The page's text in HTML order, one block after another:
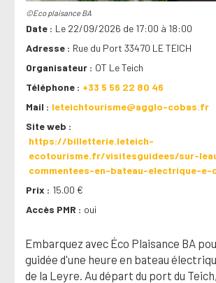
©Eco plaisance BA
Date
Le 22/09/2026 de 17:00 à 18:00
Adresse
Rue du Port 33470 LE TEICH
Organisateur
OT Le Teich
Téléphone
+33 5 56 22 80 46
Mail
leteichtourisme@agglo-cobas.fr
Site web
https://billetterie.leteich-
ecotourisme.fr/visitesguidees/sur-
commentees-en-bateau-electrique-e-
Prix
15.00 €
Accès PMR
oui
Embarquez avec Éco Plaisance BA
guidée d'une heure en bateau
de la Leyre. Au départ du port du